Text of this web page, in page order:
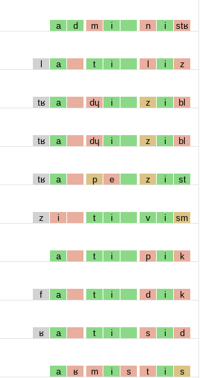
a d m i n i stʁ
l a t i l i z
tʁ a dɥ i z i bl
tʁ a dɥ i z i bl
tʁ a p e z i st
z i t i v i sm
a t i p i k
f a t i d i k
ʁ a t i s i d
a ʁ m i s t i s